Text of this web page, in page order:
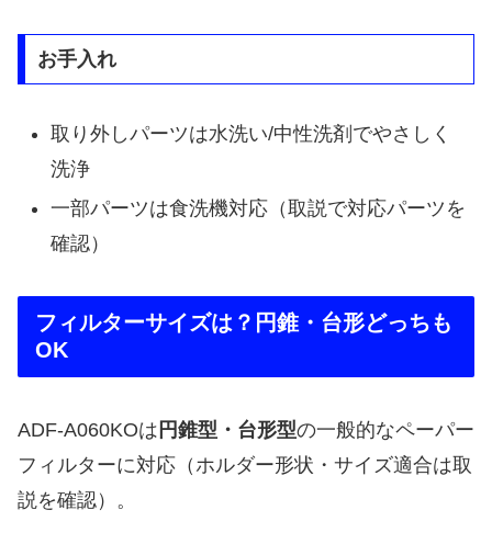
お手入れ
取り外しパーツは水洗い/中性洗剤でやさしく
洗浄
一部パーツは食洗機対応（取説で対応パーツを
確認）
フィルターサイズは？円錐・台形どっちも
OK
ADF-A060KOは 円錐型・台形型の一般的なペーパー
フィルターに対応（ホルダー形状・サイズ適合は取
説を確認）。